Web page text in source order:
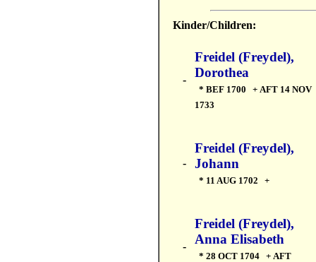
Kinder/Children:
-
Freidel (Freydel),
Dorothea
* BEF 1700 + AFT 14 NOV
1733
-
Freidel (Freydel),
Johann
* 11 AUG 1702 +
-
Freidel (Freydel),
Anna Elisabeth
* 28 OCT 1704 + AFT